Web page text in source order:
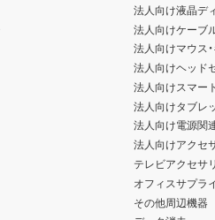
法人向け液晶デ
法人向けケーブ
法人向けマウス
法人向けヘッド
法人向けスマー
法人向けタブレ
法人向け電源関
法人向けアクセ
テレビアクセサ
オフィスサプラ
その他周辺機器